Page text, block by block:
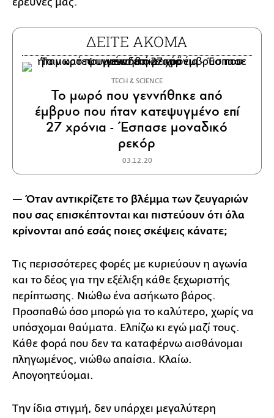
ΔΕΙΤΕ ΑΚΟΜΑ
ΤECH & SCIENCE
Το μωρό που γεννήθηκε από
έμβρυο που ήταν κατεψυγμένο επί
27 χρόνια - Έσπασε μοναδικό
ρεκόρ
03.12.20
— Όταν αντικρίζετε το βλέμμα των ζευγαριών
που σας επισκέπτονται και πιστεύουν ότι όλα
κρίνονται από εσάς ποιες σκέψεις κάνατε;
Τις περισσότερες φορές με κυριεύουν η αγωνία
και το δέος για την εξέλιξη κάθε ξεχωριστής
περίπτωσης. Νιώθω ένα ασήκωτο βάρος.
Προσπαθώ όσο μπορώ για το καλύτερο, χωρίς να
υπόσχομαι θαύματα. Ελπίζω κι εγώ μαζί τους.
Κάθε φορά που δεν τα καταφέρνω αισθάνομαι
πληγωμένος, νιώθω απαίσια. Κλαίω.
Απογοητεύομαι.
Την ίδια στιγμή, δεν υπάρχει μεγαλύτερη